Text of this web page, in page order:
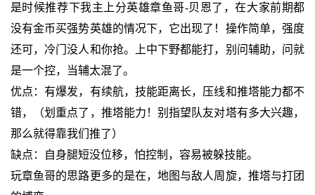
是时候推荐下我主上分英雄章鱼哥-贝恩了，在大家前期都
没有金币买强势英雄的情况下，它出现了！操作简单，强度
还可，冷门没人和你抢。上中下野都能打，别问辅助，问就
是一个控，当辅太混了。
优点：有爆发，有续航，技能距离长，压线和推塔能力都不
错，（划重点了，推塔能力！别指望队友对塔有多大兴趣，
那么就得靠我们推了）
缺点：自身腿短没位移，怕控制，容易被躲技能。
玩章鱼哥的思路更多的是在，地图与敌人周旋，推塔与打团